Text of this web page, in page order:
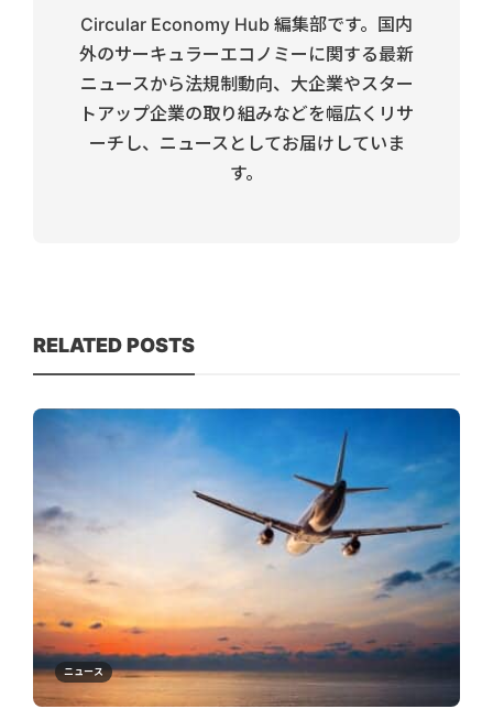
Circular Economy Hub 編集部です。国内
外のサーキュラーエコノミーに関する最新
ニュースから法規制動向、大企業やスター
トアップ企業の取り組みなどを幅広くリサ
ーチし、ニュースとしてお届けしていま
す。
RELATED POSTS
ニュース